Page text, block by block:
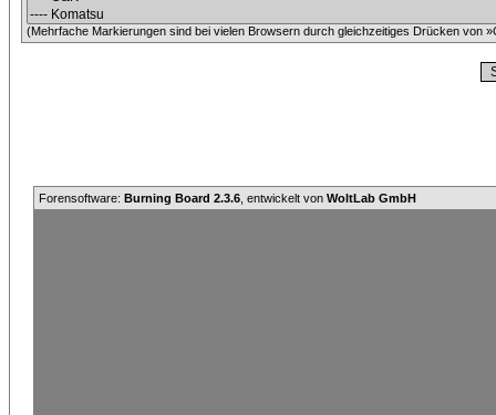
(Mehrfache Markierungen sind bei vielen Browsern durch gleichzeitiges Drücken von
Forensoftware: Burning Board 2.3.6 , entwickelt von WoltLab GmbH